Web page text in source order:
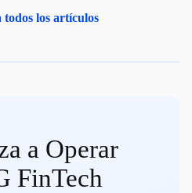
todos los artículos
a Operar
FinTech